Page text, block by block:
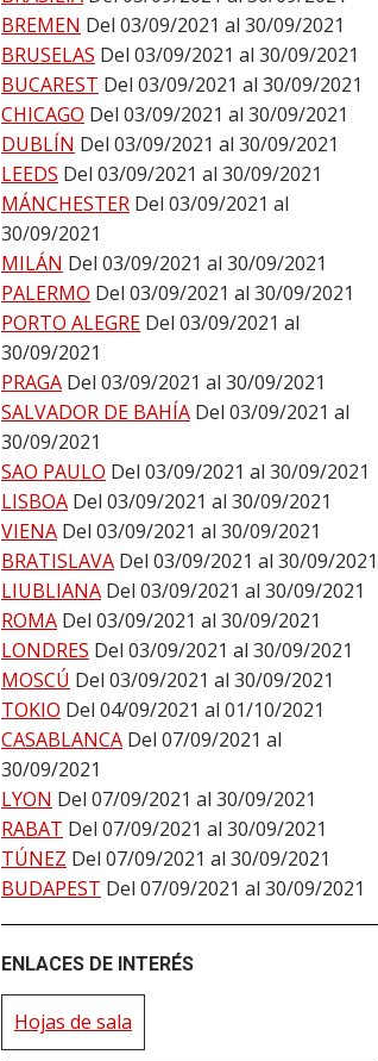
BREMEN Del 03/09/2021 al 30/09/2021
BRUSELAS Del 03/09/2021 al 30/09/2021
BUCAREST Del 03/09/2021 al 30/09/2021
CHICAGO Del 03/09/2021 al 30/09/2021
DUBLÍN Del 03/09/2021 al 30/09/2021
LEEDS Del 03/09/2021 al 30/09/2021
MÁNCHESTER Del 03/09/2021 al
30/09/2021
MILÁN Del 03/09/2021 al 30/09/2021
PALERMO Del 03/09/2021 al 30/09/2021
PORTO ALEGRE Del 03/09/2021 al
30/09/2021
PRAGA Del 03/09/2021 al 30/09/2021
SALVADOR DE BAHÍA Del 03/09/2021 al
30/09/2021
SAO PAULO Del 03/09/2021 al 30/09/2021
LISBOA Del 03/09/2021 al 30/09/2021
VIENA Del 03/09/2021 al 30/09/2021
BRATISLAVA Del 03/09/2021 al 30/09/2021
LIUBLIANA Del 03/09/2021 al 30/09/2021
ROMA Del 03/09/2021 al 30/09/2021
LONDRES Del 03/09/2021 al 30/09/2021
MOSCÚ Del 03/09/2021 al 30/09/2021
TOKIO Del 04/09/2021 al 01/10/2021
CASABLANCA Del 07/09/2021 al
30/09/2021
LYON Del 07/09/2021 al 30/09/2021
RABAT Del 07/09/2021 al 30/09/2021
TÚNEZ Del 07/09/2021 al 30/09/2021
BUDAPEST Del 07/09/2021 al 30/09/2021
ENLACES DE INTERÉS
Hojas de sala